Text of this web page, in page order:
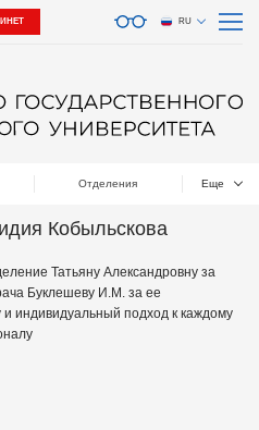
RU
Отделения Еще
Кобыльскова
Татьяну Александровну за
Буклешеву И.М. за ее
и индивидуальный подход к каждому